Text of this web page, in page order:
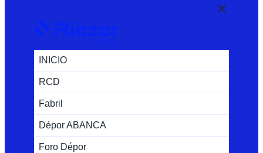
INICIO
RCD
Fabril
Dépor ABANCA
Foro Dépor